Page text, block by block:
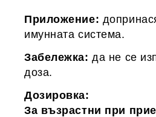
Приложение:
имунната система.
Забележка:да не се
доза.
Дозировка:
За възрастни при